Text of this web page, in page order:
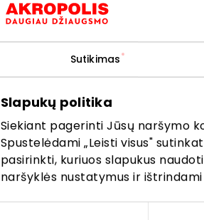
Sutikimas
Slapukų politika
Siekiant pagerinti Jūsų naršymo
Spustelėdami „Leisti visus"
pasirinkti, kuriuos slapukus
naršyklės nustatymus ir